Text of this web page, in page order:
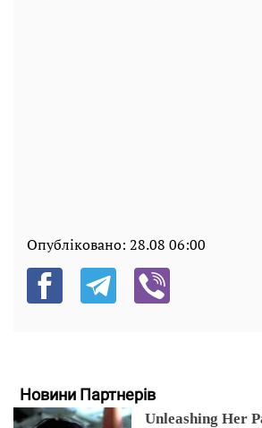
Опубліковано: 28.08 06:00